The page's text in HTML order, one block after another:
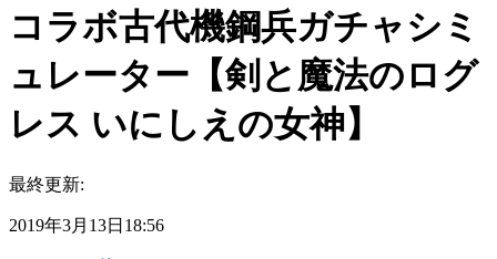
コラボ古代機鋼兵ガチャシミ
ュレーター【剣と魔法のログ
レス いにしえの女神】
最終更新:
2019年3月13日18:56